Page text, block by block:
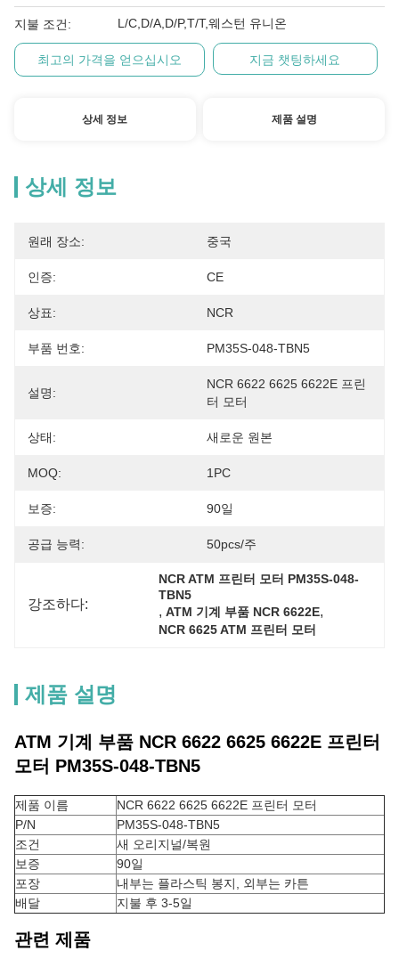
지불 조건: L/C,D/A,D/P,T/T,웨스턴 유니온
최고의 가격을 얻으십시오 지금 챗팅하세요
상세 정보 제품 설명
상세 정보
원래 장소: 중국
인증: CE
상표: NCR
부품 번호: PM35S-048-TBN5
설명:
NCR 6622 6625 6622E 프린
터 모터
상태: 새로운 원본
MOQ: 1PC
보증: 90일
공급 능력: 50pcs/주
강조하다:
NCR ATM 프린터 모터 PM35S-048-
TBN5
, ATM 기계 부품 NCR 6622E,
NCR 6625 ATM 프린터 모터
제품 설명
ATM 기계 부품 NCR 6622 6625 6622E 프린터
모터 PM35S-048-TBN5
제품 이름
NCR 6622 6625 6622E 프린터 모터
P/N
PM35S-048-TBN5
조건
새 오리지널/복원
보증
90일
포장
내부는 플라스틱 봉지, 외부는 카튼
배달
지불 후 3-5일
관련 제품